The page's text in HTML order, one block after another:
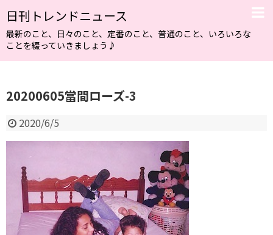
日刊トレンドニュース
最新のこと、日々のこと、定番のこと、普通のこと、いろいろな
ことを綴っていきましょう♪
20200605當間ローズ-3
2020/6/5